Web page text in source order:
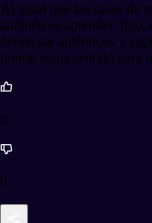
Al igual que las casas de
también es aprender,
deben ser auténticos y
donde tenga sentido para
0
0